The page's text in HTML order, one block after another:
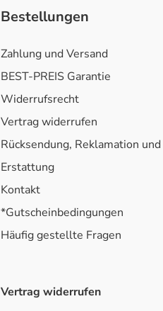
Bestellungen
Zahlung und Versand
BEST-PREIS Garantie
Widerrufsrecht
Vertrag widerrufen
Rücksendung, Reklamation und
Erstattung
Kontakt
*Gutscheinbedingungen
Häufig gestellte Fragen
Vertrag widerrufen